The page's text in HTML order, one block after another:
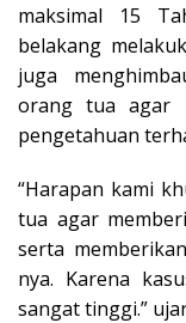
maksimal 15
belakang
juga
orang tua agar
pengetahuan
“Harapan kami
tua agar
serta
nya. Karena
sangat tinggi.”